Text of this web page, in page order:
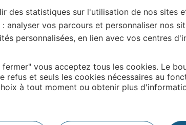
des statistiques sur l'utilisation de nos sites
analyser vos parcours et personnaliser nos
personnalisées, en lien avec vos centres
vous acceptez tous les cookies. Le
refus et seuls les cookies nécessaires au
à tout moment ou obtenir plus
Leaflet OpenStreetMap
de cette activité?
Lot Tourisme en écrivant à vit@tourisme